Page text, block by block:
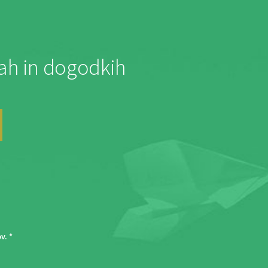
in dogodkih
. *